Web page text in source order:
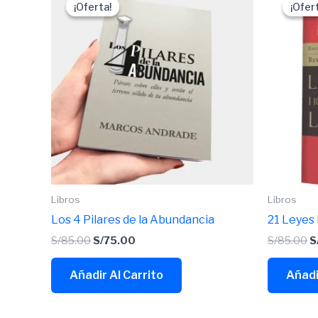
¡Oferta!
¡Oferta!
Libros
Los 4 Pilares de la Abundancia
S/85.00
original
era:
S/85.00.
S/75.00
S/75.00.
Añadir Al Carrito
Libros
21
S/85.00